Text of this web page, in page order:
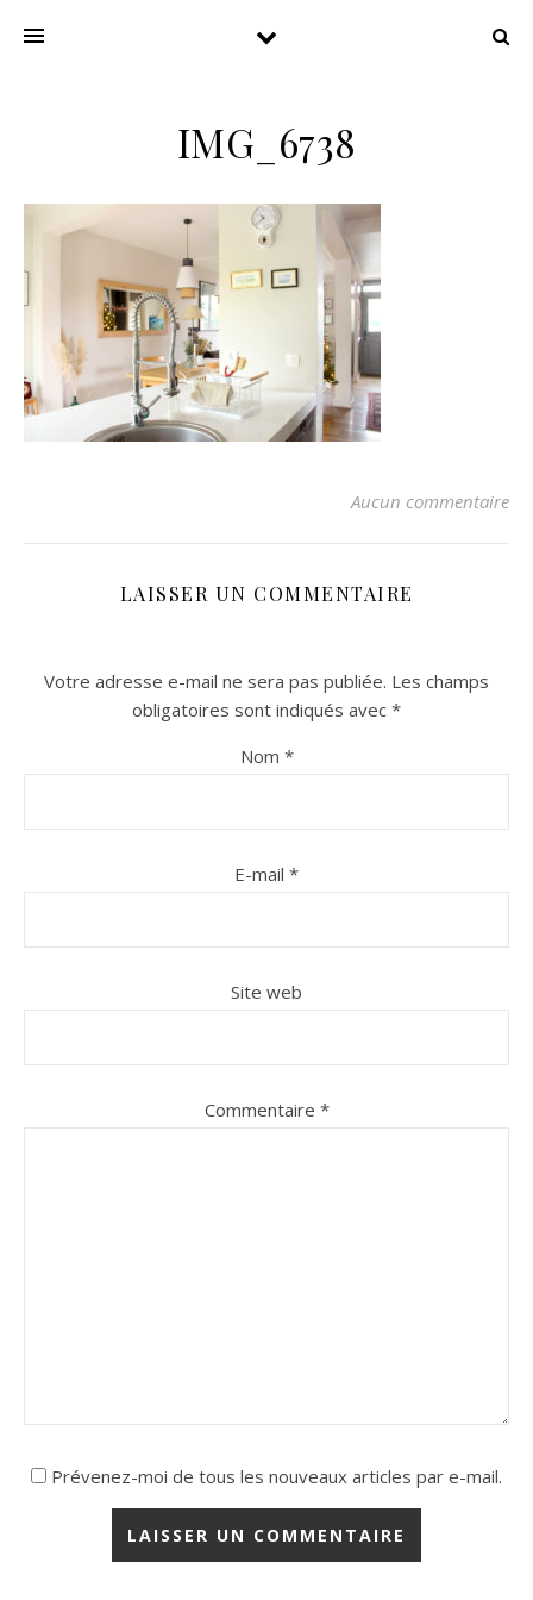
IMG_6738
Aucun commentaire
LAISSER UN COMMENTAIRE
Votre adresse e-mail ne sera pas publiée. Les champs
obligatoires sont indiqués avec *
Nom *
E-mail *
Site web
Commentaire *
Prévenez-moi de tous les nouveaux articles par e-mail.